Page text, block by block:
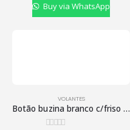
Buy via WhatsApp
VOLANTES
Botão buzina branco c/friso fusca